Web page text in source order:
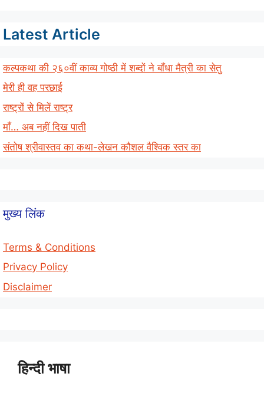
Latest Article
कल्पकथा की २६०वीं काव्य गोष्ठी में शब्दों ने बाँधा मैत्री का सेतु
मेरी ही वह परछाई
राष्ट्रों से मिलें राष्ट्र
माँ… अब नहीं दिख पाती
संतोष श्रीवास्तव का कथा-लेखन कौशल वैश्विक स्तर का
मुख्य लिंक
Terms & Conditions
Privacy Policy
Disclaimer
हिन्दी भाषा